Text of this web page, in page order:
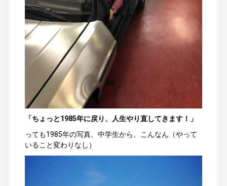
「ちょっと1985年に戻り、人生やり直してきます！」
っても1985年の写真、中学生から、こんなん（やって
いること変わりなし）